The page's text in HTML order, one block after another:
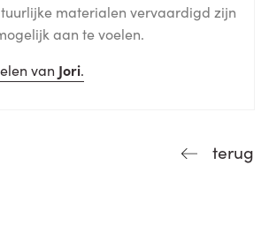
materialen vervaardigd zijn
aan te voelen.
van Jori.
terug